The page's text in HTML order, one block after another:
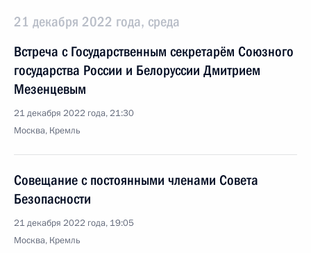
21 декабря 2022 года, среда
Встреча с Государственным секретарём Союзного
государства России и Белоруссии Дмитрием
Мезенцевым
21 декабря 2022 года, 21:30
Москва, Кремль
Совещание с постоянными членами Совета
Безопасности
21 декабря 2022 года, 19:05
Москва, Кремль